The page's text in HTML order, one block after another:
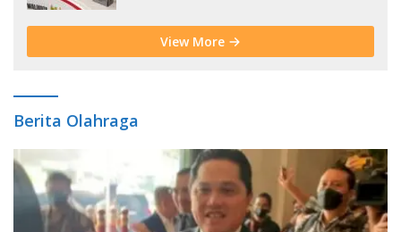
View More
Berita Olahraga